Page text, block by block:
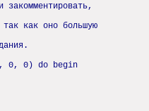
как оно большую
0, 0) do begin